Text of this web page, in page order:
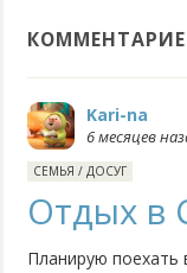
Ростове?
Kari-na
6 месяцев
СЕМЬЯ / ДОСУГ
Отдых в
Планирую поехать